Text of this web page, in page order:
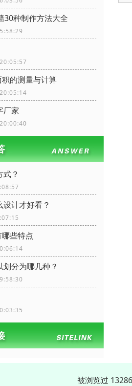
30种制作方法大全
的测量与计算
厂家
？
计才好看？
些特点
分为哪几种？
被浏览过